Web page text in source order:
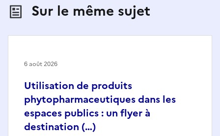
Sur le même sujet
Utilisation de produits
phytopharmaceutiques dans les
espaces publics : un flyer à
destination (…)
6 août 2026